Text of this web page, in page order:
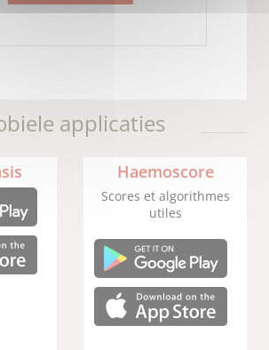
applicaties
Haemoscore
Scores et algorithmes
utiles